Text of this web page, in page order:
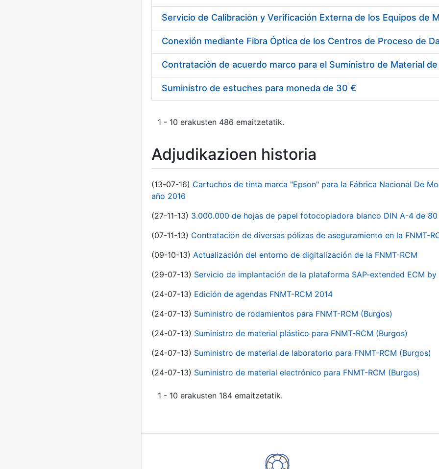
Suministro de estuches para moneda de 30 €
1 - 10 erakusten 486 emaitzetatik.
Adjudikazioen historia
(13-07-16) Cartuchos de tinta marca "Epson" para la Fábrica Nacional De
año 2016
(27-11-13) 3.000.000 de hojas de papel fotocopiadora blanco DIN A-4 de 80
(07-11-13) Contratación de diversas pólizas de aseguramiento en la FNMT-
(09-10-13) Actualización del entorno de digitalización de la FNMT-RCM
(29-07-13) Servicio de implantación de la plataforma SAP-extended ECM by
(24-07-13) Edición de agendas FNMT-RCM 2014
(24-07-13) Suministro de rodamientos para FNMT-RCM (Burgos)
(24-07-13) Suministro de material plástico para FNMT-RCM (Burgos)
(24-07-13) Suministro de material de laboratorio para FNMT-RCM (Burgos)
(24-07-13) Suministro de material electrónico para FNMT-RCM (Burgos)
1 - 10 erakusten 184 emaitzetatik.